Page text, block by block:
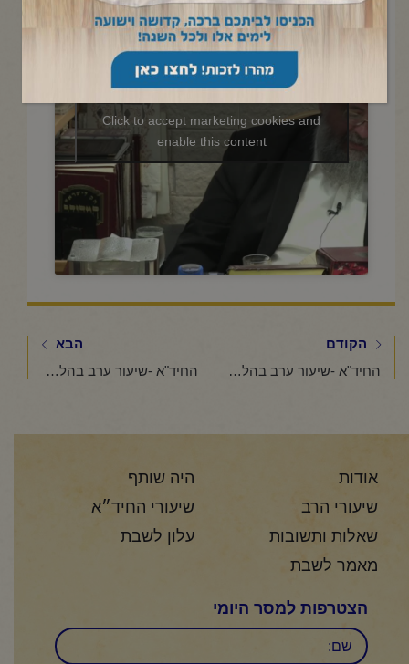
Click to accept marketing cookies and
enable this content
הקודם
החיד"א -שיעור ערב בהלכה ובאגדה-אור לכ"ג טבת תשפ"ה
הבא
החיד"א -שיעור ערב בהלכה ובאגדה-אור לכ"ד טבת תשפ"ה
אודות
היה שותף
שיעורי הרב
שיעורי החיד״א
שאלות ותשובות
עלון לשבת
מאמר לשבת
הצטרפות למסר היומי
שם